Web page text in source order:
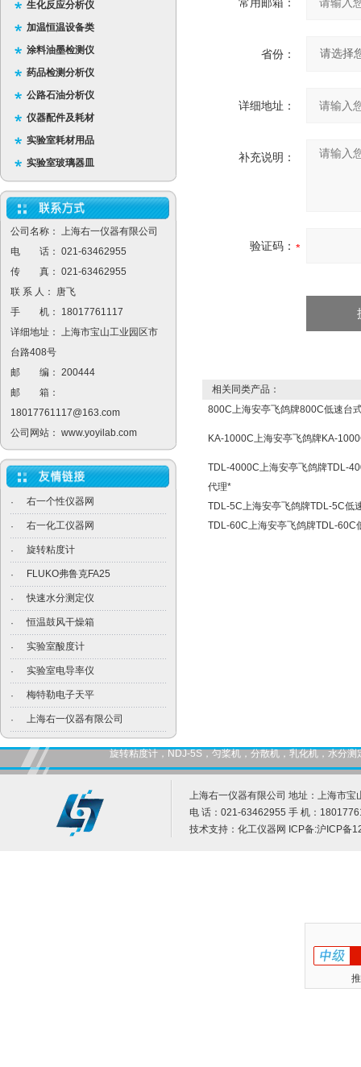
生化反应分析仪
加温恒温设备类
涂料油墨检测仪
药品检测分析仪
公路石油分析仪
仪器配件及耗材
实验室耗材用品
实验室玻璃器皿
公司名称： 上海右一仪器有限公司
电 话： 021-63462955
传 真： 021-63462955
联 系 人： 唐飞
手 机： 18017761117
详细地址： 上海市宝山工业园区市
台路408号
邮 编： 200444
邮 箱：
18017761117@163.com
公司网站： www.yoyilab.com
· 右一个性仪器网
· 右一化工仪器网
· 旋转粘度计
· FLUKO弗鲁克FA25
· 快速水分测定仪
· 恒温鼓风干燥箱
· 实验室酸度计
· 实验室电导率仪
· 梅特勒电子天平
· 上海右一仪器有限公司
省份：
详细地址：
补充说明：
验证码：
相关同类产品：
800C上海安亭飞鸽牌800C低速台
KA-1000C上海安亭飞鸽牌KA-
TDL-4000C上海安亭飞鸽牌TDL-
代理*
TDL-5C上海安亭飞鸽牌TDL-5C低
TDL-60C上海安亭飞鸽牌TDL-60C
旋转粘度计，NDJ-5S，匀桨机，分散机，乳化机，水分
上海右一仪器有限公司 地址：上海市宝
电 话：021-63462955 手 机：
技术支持： 化工仪器网 ICP备:沪ICP备